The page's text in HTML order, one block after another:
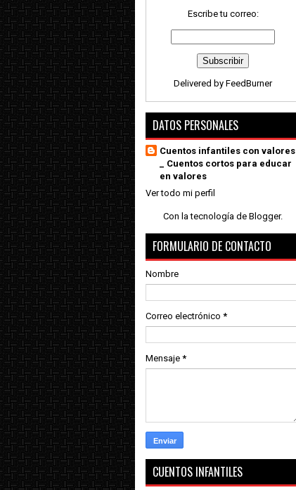
Escribe tu correo:
Delivered by FeedBurner
DATOS PERSONALES
Cuentos infantiles con valores
_ Cuentos cortos para educar
en valores
Ver todo mi perfil
Con la tecnología de Blogger.
FORMULARIO DE CONTACTO
Nombre
Correo electrónico *
Mensaje *
CUENTOS INFANTILES